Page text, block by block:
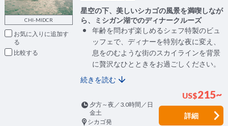
CHI-MIDCR
お気に入りに追加
比較
星空の下、美しいシカゴの風景を満喫しなが
ら、ミシガン湖でのディナークルーズ
年齢を問わず楽しめるシェフ特製のビュ
ッフェで、ディナーを特別な夜に変え、
息をのむような街のスカイラインを背景
に贅沢なひとときをお過ごしください。
続きを読む
US$215~
夕方～夜／3.0時間／日
金土
シカゴ発
詳細